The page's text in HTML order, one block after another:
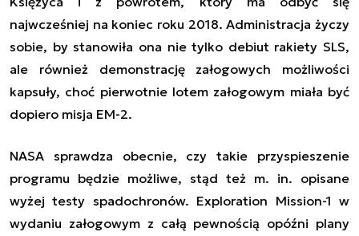
najwcześniej na koniec roku 2018. Administracja życzy
sobie, by stanowiła ona nie tylko debiut rakiety SLS,
ale również demonstrację załogowych możliwości
kapsuły, choć pierwotnie lotem załogowym miała być
dopiero misja EM-2.
NASA sprawdza obecnie, czy takie przyspieszenie
programu będzie możliwe, stąd też m. in. opisane
wyżej testy spadochronów. Exploration Mission-1 w
wydaniu załogowym z całą pewnością opóźni plany